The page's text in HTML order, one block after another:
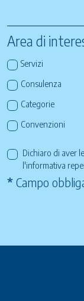
Area di
Servizi
Consulenza
Categorie
Convenzioni
Dichiaro di aver
l'informativa
* Campo